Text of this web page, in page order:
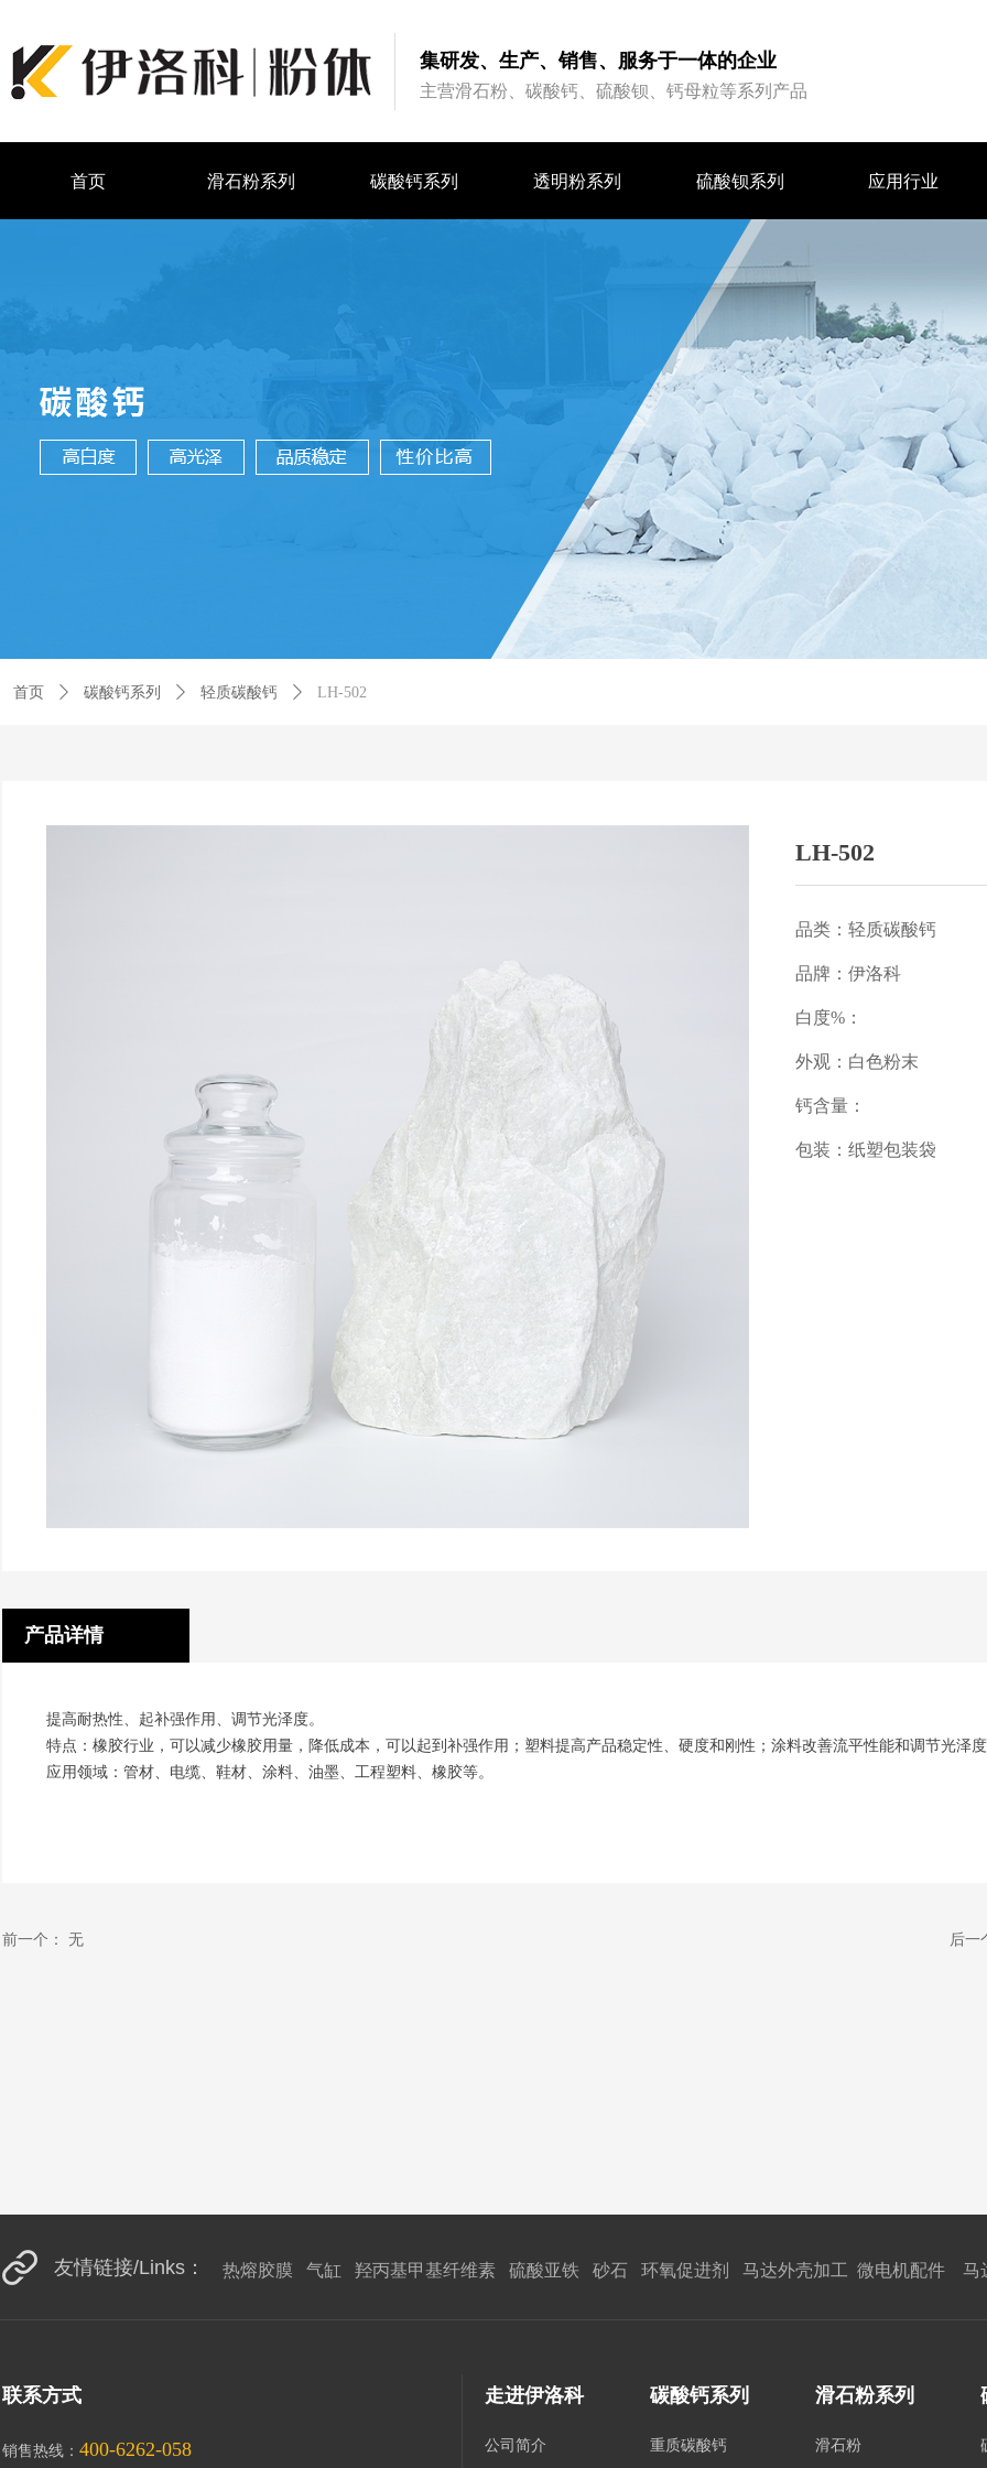
集研发、生产、销售、服务于一体的企业
主营滑石粉、碳酸钙、硫酸钡、钙母粒等系列产品
首页 滑石粉系列 碳酸钙系列 透明粉系列 硫酸钡系列
硫酸钡系列
应用行业
首页 ꄲ 碳酸钙系列 ꄲ 轻质碳酸钙 ꄲ LH-502
LH-502
品类：轻质碳酸钙
品牌：伊洛科
白度%：
外观：白色粉末
钙含量：
包装：纸塑包装袋
前一个： 无 后一
提高耐热性、起补强作用、调节光泽度。
特点：橡胶行业，可以减少橡胶用量，降低成本，可以起到补强作用；塑料提高产品稳定性、硬度和刚性；涂料改善流平性能和调节光泽
应用领域：管材、电缆、鞋材、涂料、油墨、工程塑料、橡胶等。
产品详情
热熔胶膜 气缸 羟丙基甲基纤维素 硫酸亚铁 砂石 环氧促进剂 马达外壳加工 微电机配件 马
友情链接/Links：
联系方式
销售热线： 400-6262-058
走进伊洛科
公司简介
碳酸钙系列
重质碳酸钙
滑石粉系列
滑石粉